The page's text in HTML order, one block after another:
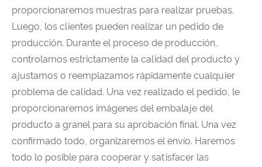
proporcionaremos muestras para realizar pruebas.
Luego, los clientes pueden realizar un pedido de
producción. Durante el proceso de producción,
controlamos estrictamente la calidad del producto y
ajustamos o reemplazamos rápidamente cualquier
problema de calidad. Una vez realizado el pedido, le
proporcionaremos imágenes del embalaje del
producto a granel para su aprobación final. Una vez
confirmado todo, organizaremos el envío. Haremos
todo lo posible para cooperar y satisfacer las